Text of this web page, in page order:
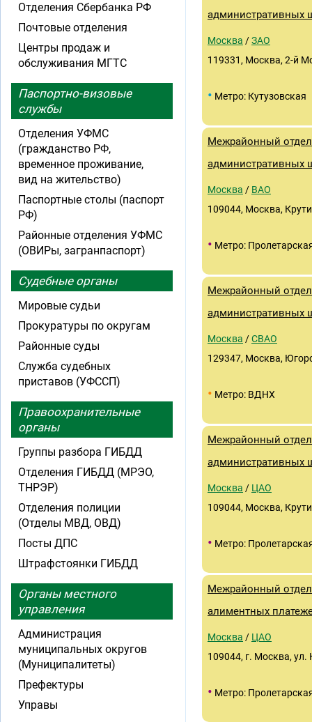
Москва /ЗАО
119331, Москва, 2-й
• Метро: Кутузовская
Межрайонный
административных
Москва / ВАО
109044, Москва,
• Метро:
Межрайонный
административных
Москва /СВАО
129347, Москва,
• Метро: ВДНХ
Межрайонный
административных
Москва / ЦАО
109044, Москва,
• Метро:
Межрайонный
алиментных
Москва / ЦАО
109044, г. Москва, ул.
• Метро:
Отделения Сбербанка РФ
Почтовые отделения
Центры продаж и
обслуживания МГТС
Паспортно-визовые
службы
Отделения УФМС
(гражданство РФ,
временное проживание,
вид на жительство)
Паспортные столы (паспорт
РФ)
Районные отделения УФМС
(ОВИРы, загранпаспорт)
Судебные органы
Мировые судьи
Прокуратуры по округам
Районные суды
Служба судебных
приставов (УФССП)
Правоохранительные
органы
Группы разбора ГИБДД
Отделения ГИБДД (МРЭО,
ТНРЭР)
Отделения полиции
(Отделы МВД, ОВД)
Посты ДПС
Штрафстоянки ГИБДД
Органы местного
управления
Администрация
муниципальных округов
(Муниципалитеты)
Префектуры
Управы